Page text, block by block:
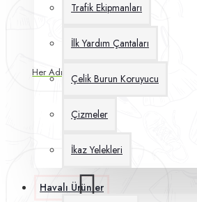
Trafik Ekipmanları
İlk Yardım Çantaları
Çelik Burun Koruyucu
Çizmeler
İkaz Yelekleri
Havalı Ürünler
Her Adımda 7/24 Sizinleyiz